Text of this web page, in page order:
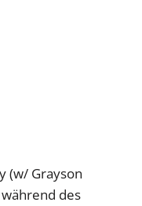
(w/ Grayson
des